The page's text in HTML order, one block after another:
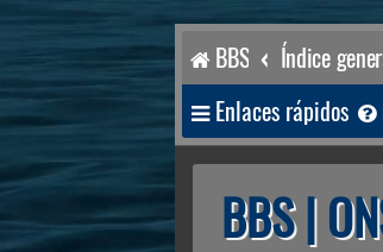
BBS Índice
Enlaces rápidos
BBS |